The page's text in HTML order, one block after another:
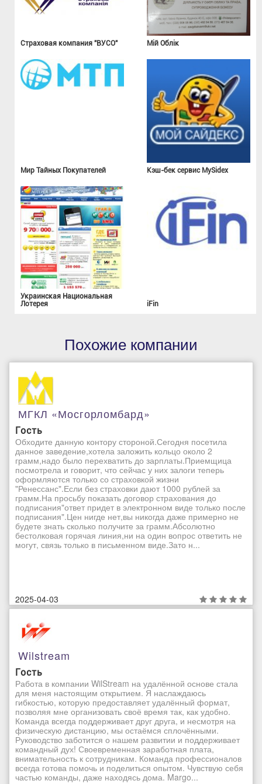
Страховая компания "ВУСО" Мій Облік
Мир Тайных Покупателей Кэш-бек сервис MySidex
Украинская Национальная
Лотерея
iFin
Похожие компании
МГКЛ «Мосгорломбард»
Гость
Обходите данную контору стороной.Сегодня посетила
данное заведение,хотела заложить кольцо около 2
грамм,надо было перехватить до зарплаты.Приемщица
посмотрела и говорит, что сейчас у них залоги теперь
оформляются только со страховкой жизни
"Ренессанс".Если без страховки дают 1000 рублей за
грамм.На просьбу показать договор страхования до
подписания"ответ придет в электронном виде только после
подписания".Цен нигде нет,вы никогда даже примерно не
будете знать сколько получите за грамм.Абсолютно
бестолковая горячая линия,ни на один вопрос ответить не
могут, связь только в письменном виде.Зато н...
2025-04-03
Wilstream
Гость
Работа в компании WilStream на удалённой основе стала
для меня настоящим открытием. Я наслаждаюсь
гибкостью, которую предоставляет удалённый формат,
позволяя мне организовать своё время так, как удобно.
Команда всегда поддерживает друг друга, и несмотря на
физическую дистанцию, мы остаёмся сплочёнными.
Руководство заботится о нашем развитии и поддерживает
командный дух! Своевременная заработная плата,
внимательность к сотрудникам. Команда профессионалов
всегда готова помочь и поделиться опытом. Чувствую себя
частью команды, даже находясь дома. Margo...